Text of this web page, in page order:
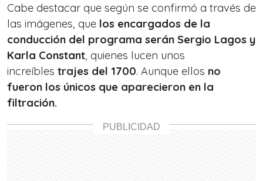
Cabe destacar que según se confirmó a través de
las imágenes, que los encargados de la
conducción del programa serán Sergio Lagos y
Karla Constant, quienes lucen unos
increíbles trajes del 1700. Aunque ellos no
fueron los únicos que aparecieron en la
filtración.